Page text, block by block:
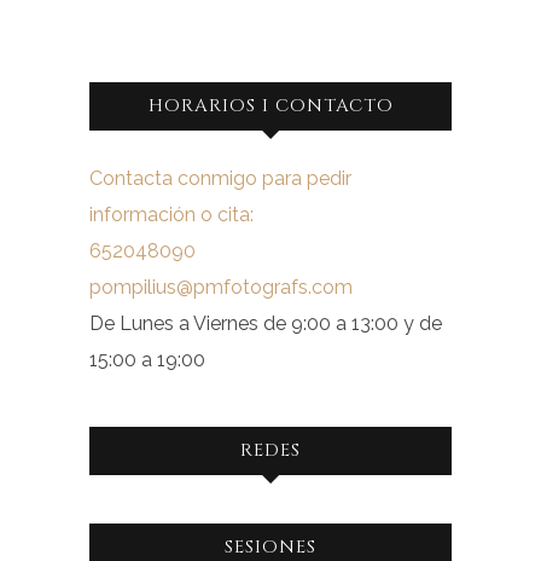
HORARIOS I CONTACTO
Contacta conmigo para pedir
información o cita:
652048090
pompilius@pmfotografs.com
De Lunes a Viernes de 9:00 a 13:00 y de
15:00 a 19:00
REDES
Ver
Ver
SESIONES